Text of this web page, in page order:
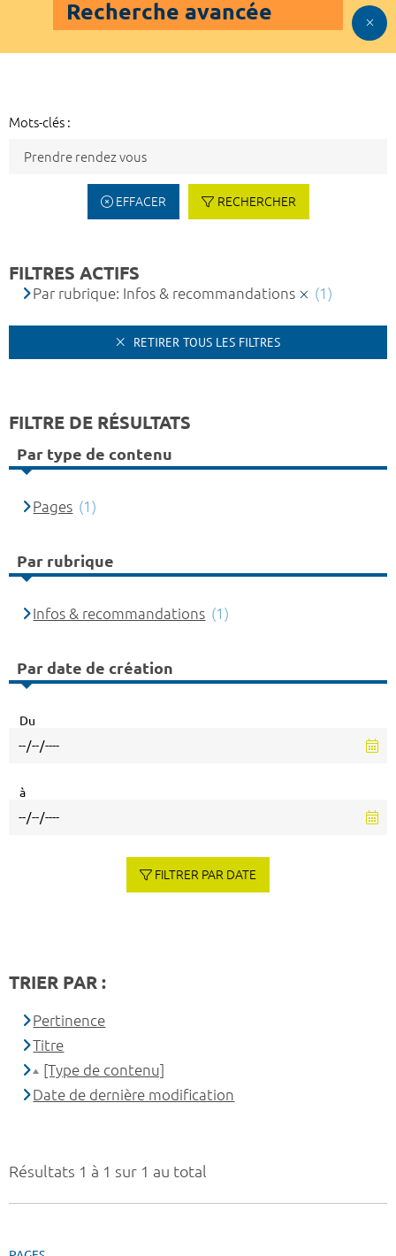
Recherche avancée
Mots-clés :
EFFACER RECHERCHER
Résultats 1 à 1 sur 1 au total
FILTRES ACTIFS
Par rubrique: Infos & recommandations (1)
RETIRER TOUS LES FILTRES
FILTRE DE RÉSULTATS
Par type de contenu
Pages (1)
Par rubrique
Infos & recommandations (1)
Par date de création
Du
à
FILTRER PAR DATE
TRIER PAR :
Pertinence
Titre
[Type de contenu]
Date de dernière modification